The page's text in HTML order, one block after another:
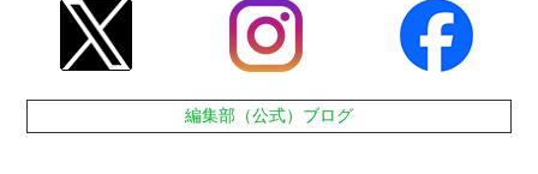
編集部（公式）ブログ